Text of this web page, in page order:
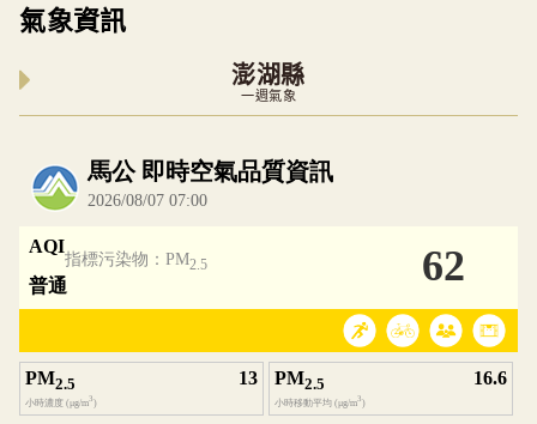
氣象資訊
澎湖縣
一週氣象
內嵌空氣品質小工具為視覺預覽，完整即時空